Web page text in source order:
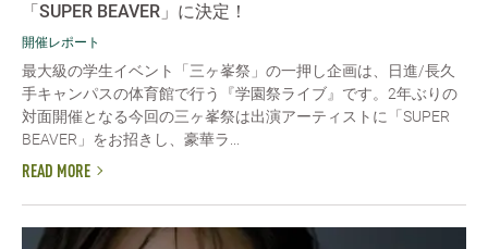
「SUPER BEAVER」に決定！
開催レポート
最大級の学生イベント「三ヶ峯祭」の一押し企画は、日進/長久
手キャンパスの体育館で行う『学園祭ライブ』です。2年ぶりの
対面開催となる今回の三ヶ峯祭は出演アーティストに「SUPER
BEAVER」をお招きし、豪華ラ...
READ MORE